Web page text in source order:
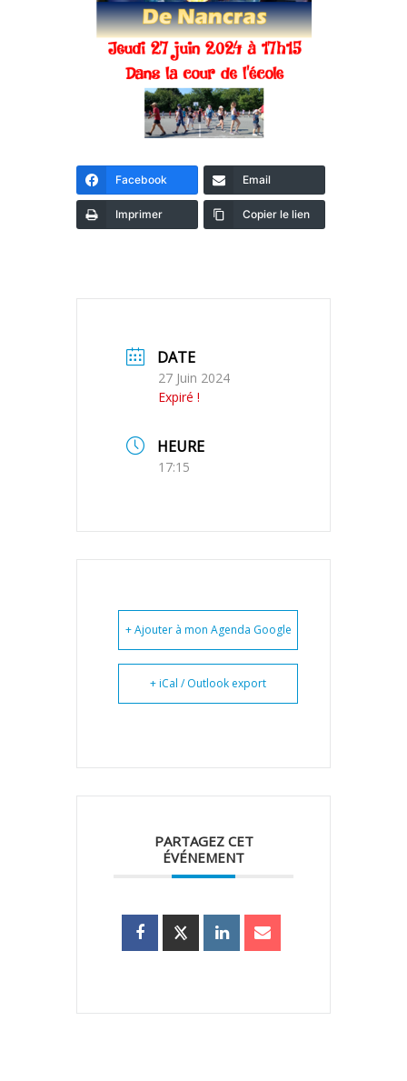
Facebook Email
Imprimer Copier le lien
DATE
27 Juin 2024
Expiré !
HEURE
17:15
+ Ajouter à mon Agenda Google
+ iCal / Outlook export
PARTAGEZ CET
ÉVÉNEMENT